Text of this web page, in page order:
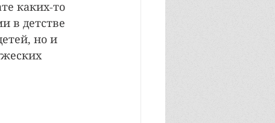
каких-то
в детстве
но и